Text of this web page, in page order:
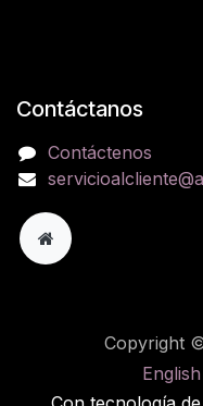
Contáctanos
Contáctenos
Copyright